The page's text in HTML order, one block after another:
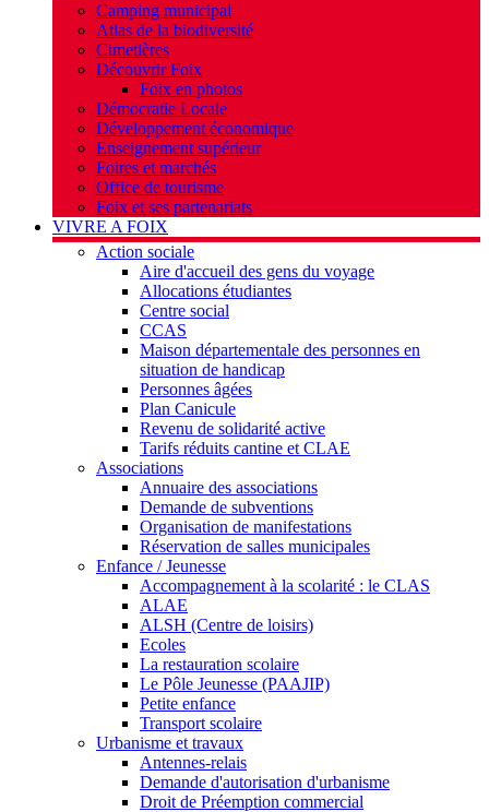
Camping municipal
Atlas de la biodiversité
Cimetières
Découvrir Foix
Foix en photos
Démocratie Locale
Développement économique
Enseignement supérieur
Foires et marchés
Office de tourisme
Foix et ses partenariats
VIVRE A FOIX
Action sociale
Aire d'accueil des gens du voyage
Allocations étudiantes
Centre social
CCAS
Maison départementale des personnes en
situation de handicap
Personnes âgées
Plan Canicule
Revenu de solidarité active
Tarifs réduits cantine et CLAE
Associations
Annuaire des associations
Demande de subventions
Organisation de manifestations
Réservation de salles municipales
Enfance / Jeunesse
Accompagnement à la scolarité : le CLAS
ALAE
ALSH (Centre de loisirs)
Ecoles
La restauration scolaire
Le Pôle Jeunesse (PAAJIP)
Petite enfance
Transport scolaire
Urbanisme et travaux
Antennes-relais
Demande d'autorisation d'urbanisme
Droit de Préemption commercial